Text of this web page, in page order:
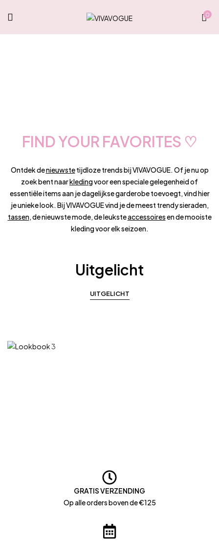
0
FIND YOUR FAVORITES ♡
Ontdek denieuwstetijdloze trends bij VIVAVOGUE. Of je nu op
zoek bent naarkledingvoor een speciale gelegenheid of
essentiële items aan je dagelijkse garderobe toevoegt, vind hier
je unieke look. Bij VIVAVOGUE vind je de meest trendy sieraden,
tassen, de nieuwste mode, de leuksteaccessoiresen de mooiste
kleding voor elk seizoen.
Uitgelicht
UITGELICHT
Discover Your
GRATIS VERZENDING
Op alle orders boven de €125